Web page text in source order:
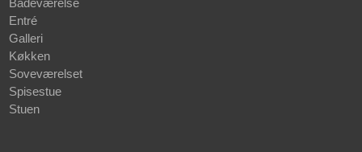
Entré
Galleri
Køkken
Soveværelset
Spisestue
Stuen